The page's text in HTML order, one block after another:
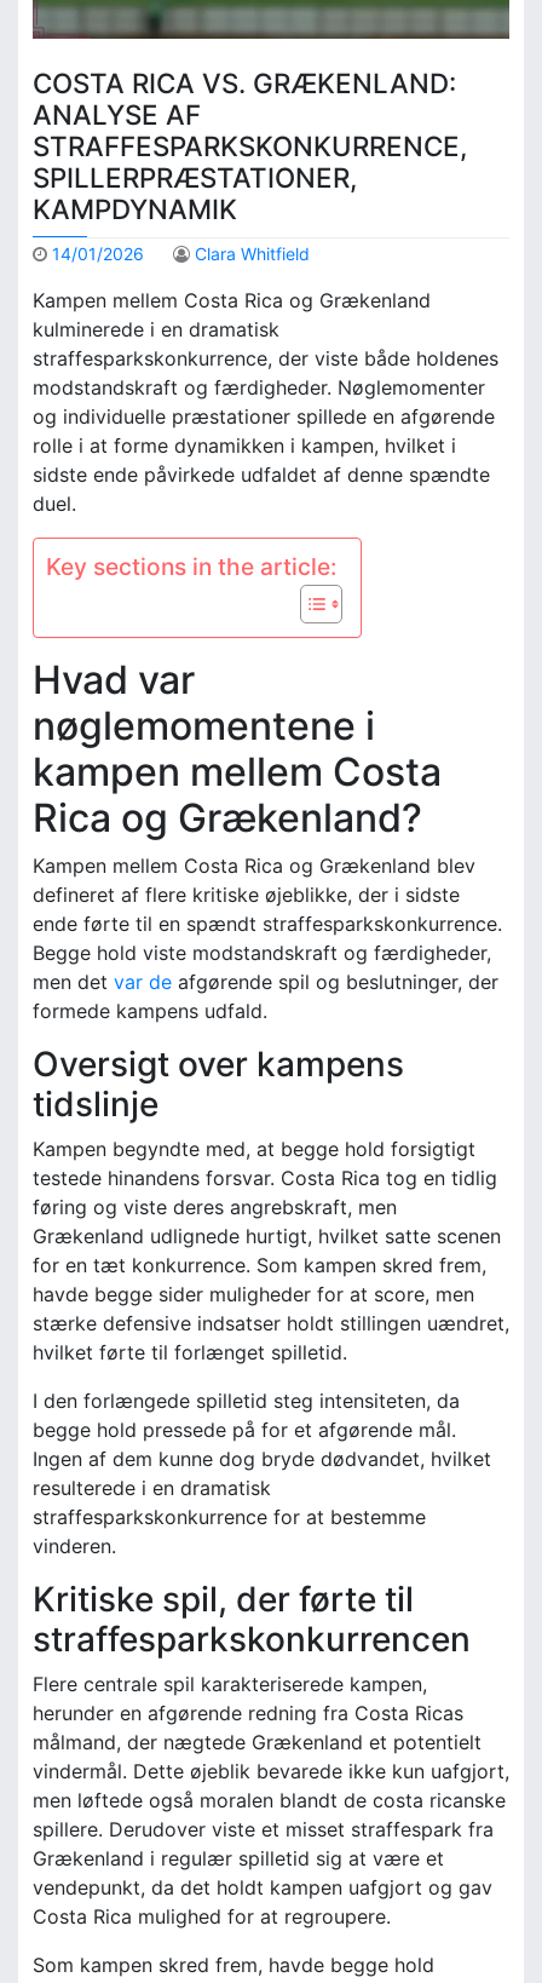
COSTA RICA VS. GRÆKENLAND:
ANALYSE AF
STRAFFESPARKSKONKURRENCE,
SPILLERPRÆSTATIONER,
KAMPDYNAMIK
14/01/2026 Clara Whitfield
Kampen mellem Costa Rica og Grækenland
kulminerede i en dramatisk
straffesparkskonkurrence, der viste både holdenes
modstandskraft og færdigheder. Nøglemomenter
og individuelle præstationer spillede en afgørende
rolle i at forme dynamikken i kampen, hvilket i
sidste ende påvirkede udfaldet af denne spændte
duel.
Key sections in the article:
Hvad var
nøglemomentene i
kampen mellem Costa
Rica og Grækenland?
Kampen mellem Costa Rica og Grækenland blev
defineret af flere kritiske øjeblikke, der i sidste
ende førte til en spændt straffesparkskonkurrence.
Begge hold viste modstandskraft og færdigheder,
men det var de afgørende spil og beslutninger, der
formede kampens udfald.
Oversigt over kampens
tidslinje
Kampen begyndte med, at begge hold forsigtigt
testede hinandens forsvar. Costa Rica tog en tidlig
føring og viste deres angrebskraft, men
Grækenland udlignede hurtigt, hvilket satte scenen
for en tæt konkurrence. Som kampen skred frem,
havde begge sider muligheder for at score, men
stærke defensive indsatser holdt stillingen uændret,
hvilket førte til forlænget spilletid.
I den forlængede spilletid steg intensiteten, da
begge hold pressede på for et afgørende mål.
Ingen af dem kunne dog bryde dødvandet, hvilket
resulterede i en dramatisk
straffesparkskonkurrence for at bestemme
vinderen.
Kritiske spil, der førte til
straffesparkskonkurrencen
Flere centrale spil karakteriserede kampen,
herunder en afgørende redning fra Costa Ricas
målmand, der nægtede Grækenland et potentielt
vindermål. Dette øjeblik bevarede ikke kun uafgjort,
men løftede også moralen blandt de costa ricanske
spillere. Derudover viste et misset straffespark fra
Grækenland i regulær spilletid sig at være et
vendepunkt, da det holdt kampen uafgjort og gav
Costa Rica mulighed for at regroupere.
Som kampen skred frem, havde begge hold